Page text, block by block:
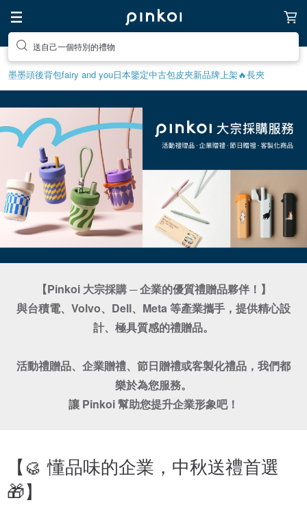
送自己一個特別的禮物
墨墨頭後背包fairy and you日本鑒定中古包皮夾新品牌上架🔥長夾
【Pinkoi 大宗採購 ─ 企業的優質禮贈品夥伴！】
與台積電、Volvo、Dell、Meta 等產業攜手，提供精心設
計、極具質感的禮贈品。
活動禮贈品、企業贈禮、節日贈禮或客製化禮品，我們都
樂於為您服務。
讓 Pinkoi 幫助您提升企業形象吧！
【🥮 懂品味的企業，中秋送禮首選
🎁】